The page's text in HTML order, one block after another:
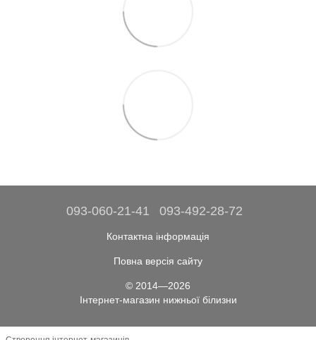
093-060-21-41 093-492-28-72
Контактна інформація
Повна версія сайту
© 2014—2026
Інтернет-магазин нижньої білизни